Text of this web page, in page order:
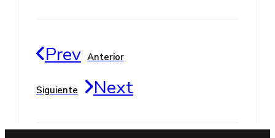
Prev Anterior
Siguiente Next